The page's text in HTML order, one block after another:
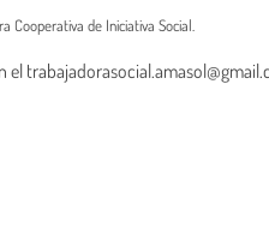
Cooperativa de Iniciativa Social.
el